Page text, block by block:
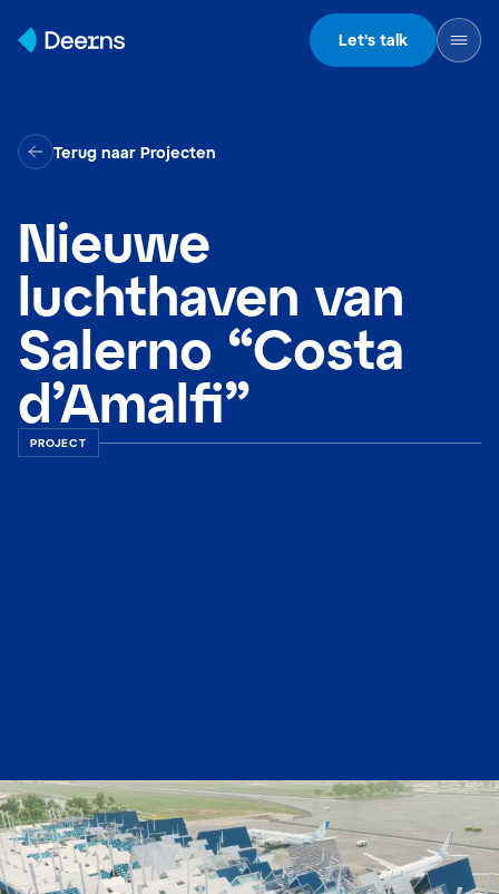
Let's talk
Terug naar Projecten
Nieuwe
luchthaven van
Salerno “Costa
d’Amalfi”
PROJECT